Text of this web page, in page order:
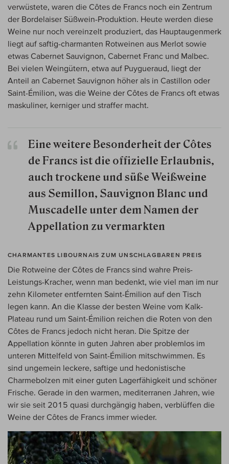
verwüstete, waren die Côtes de Francs noch ein Zentrum
der Bordelaiser Süßwein-Produktion. Heute werden diese
Weine nur noch vereinzelt produziert, das Hauptaugenmerk
liegt auf saftig-charmanten Rotweinen aus Merlot sowie
etwas Cabernet Sauvignon, Cabernet Franc und Malbec.
Bei vielen Weingütern, etwa auf Puygueraud, liegt der
Anteil an Cabernet Sauvignon höher als in Castillon oder
Saint-Émilion, was die Weine der Côtes de Francs oft etwas
maskuliner, kerniger und straffer macht.
Eine weitere Besonderheit der Côtes
de Francs ist die offizielle Erlaubnis,
auch trockene und süße Weißweine
aus Semillon, Sauvignon Blanc und
Muscadelle unter dem Namen der
Appellation zu vermarkten
CHARMANTES LIBOURNAIS ZUM UNSCHLAGBAREN PREIS
Die Rotweine der Côtes de Francs sind wahre Preis-
Leistungs-Kracher, wenn man bedenkt, wie viel man im nur
zehn Kilometer entfernten Saint-Émilion auf den Tisch
legen kann. An die Klasse der besten Weine vom Kalk-
Plateau rund um Saint-Émilion reichen die Roten von den
Côtes de Francs jedoch nicht heran. Die Spitze der
Appellation könnte in guten Jahren aber problemlos im
unteren Mittelfeld von Saint-Émilion mitschwimmen. Es
sind ungemein leckere, saftige und hedonistische
Charmebolzen mit einer guten Lagerfähigkeit und schöner
Frische. Gerade in den warmen, mediterranen Jahren, wie
wir sie seit 2015 quasi durchgängig haben, verblüffen die
Weine der Côtes de Francs immer wieder.